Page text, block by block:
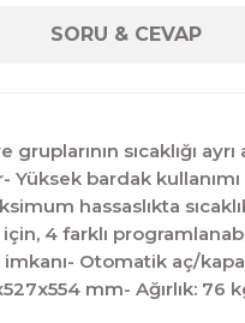
SORU & CEVAP
sıcaklığı
bardak
hassaslıkta
4 farklı
Otomatik aç/
mm- Ağırlık: 76